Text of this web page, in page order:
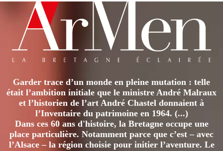
MICHEL,
LA
FORÊT
SCISSY,
ENTRE
ET
RÉALITÉ
Garder trace d’un monde en pleine mutation : telle
était l’ambition initiale que le ministre André Malraux
et l’historien de l’art André Chastel donnaient à
l’Inventaire du patrimoine en 1964. (...)
Dans ces 60 ans d'histoire, la Bretagne occupe une
place particulière. Notamment parce que c’est – avec
l’Alsace – la région choisie pour initier l’aventure. Le